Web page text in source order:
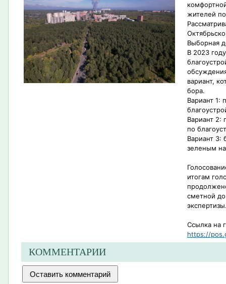
жителей
Выборная
В 2023
вариант,
бора.
Вариант 1:
Вариант 2:
по
Вариант 3:
зеленым
итогам
сметной
Ссылка на
https://
КОММЕНТАРИИ